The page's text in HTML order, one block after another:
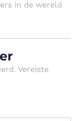
in de wereld
Vereiste